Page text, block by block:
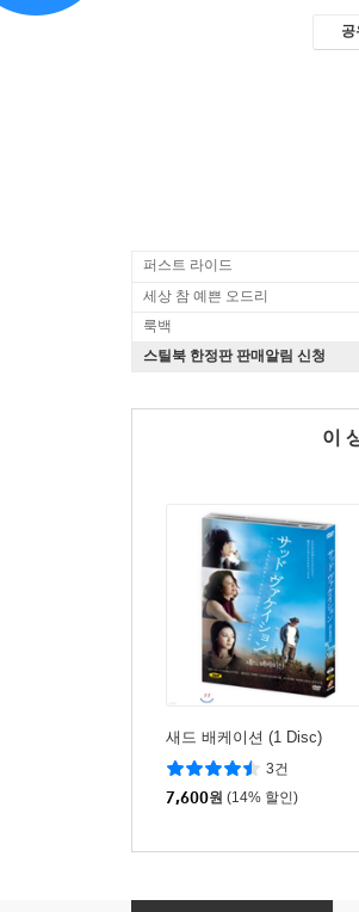
공
퍼스트 라이드
세상 참 예쁜 오드리
룩백
스틸북 한정판 판매알림 신청
이
새드 배케이션 (1 Disc)
3건
7,600원 (14% 할인)